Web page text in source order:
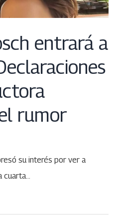
entrará a
rumor
su interés por ver a